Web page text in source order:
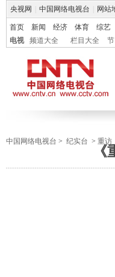
央视网 中国网络电视台 网站
首页 新闻 经济 体育 综艺
电视
频道大全 栏目大全
中国网络电视台 > 纪实台 > 重访